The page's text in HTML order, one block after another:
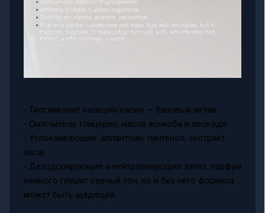
- Тиогликолат кальция/калия — базовый актив.
- Смягчители: глицерин, масла жожоба и авокадо.
- Успокаивающие: аллантоин, пантенол, экстракт
овса.
- Дезодорирующие и нейтрализующие запах: парфум
немного глушит серный тон, но и без него формула
может быть щадящей.